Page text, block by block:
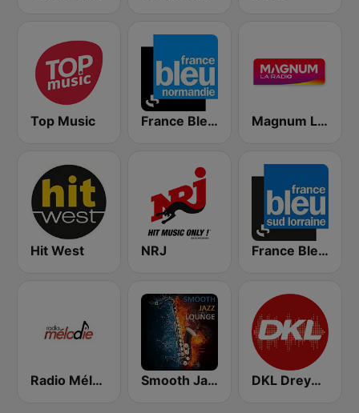
Top Music France Bleu Haute Normandie Magnum La Radio
Hit West NRJ France Bleu Sud Lorraine
Radio Mélodie Smooth Jazz Lounge DKL Dreyeckland